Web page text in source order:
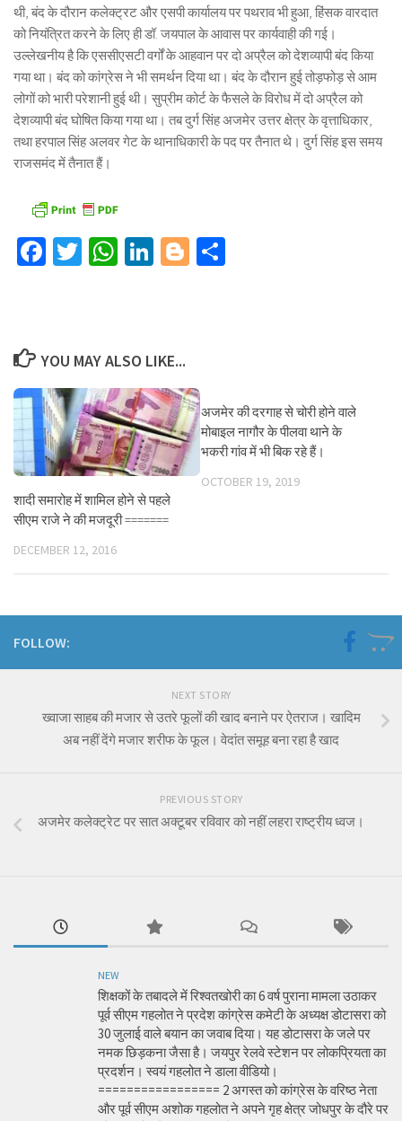
थी, बंद के दौरान कलेक्ट्रट और एसपी कार्यालय पर पथराव भी हुआ, हिंसक वारदात
को नियंत्रित करने के लिए ही डॉ. जयपाल के आवास पर कार्यवाही की गई।
उल्लेखनीय है कि एससीएसटी वर्गों के आहवान पर दो अप्रैल को देशव्यापी बंद किया
गया था। बंद को कांग्रेस ने भी समर्थन दिया था। बंद के दौरान हुई तोड़फोड़ से आम
लोगों को भारी परेशानी हुई थी। सुप्रीम कोर्ट के फैसले के विरोध में दो अप्रैल को
देशव्यापी बंद घोषित किया गया था। तब दुर्ग सिंह अजमेर उत्तर क्षेत्र के वृत्ताधिकार,
तथा हरपाल सिंह अलवर गेट के थानाधिकारी के पद पर तैनात थे। दुर्ग सिंह इस समय
राजसमंद में तैनात हैं।
Facebook
TwitterWhatsApp
LinkedIn
Blogger
YOU MAY ALSO LIKE...
शादी समारोह में शामिल होने से पहले
सीएम राजे ने की मजदूरी =======
DECEMBER 12, 2016
अजमेर की दरगाह से चोरी होने वाले
मोबाइल नागौर के पीलवा थाने के
भकरी गांव में भी बिक रहे हैं।
OCTOBER 19, 2019
FOLLOW:
NEXT STORY
ख्वाजा साहब की मजार से उतरे फूलों की खाद बनाने पर ऐतराज। खादिम
अब नहीं देंगे मजार शरीफ के फूल। वेदांत समूह बना रहा है खाद
PREVIOUS STORY
अजमेर कलेक्ट्रेट पर सात अक्टूबर रविवार को नहीं लहरा राष्ट्रीय ध्वज।
NEW
शिक्षकों के तबादले में रिश्वतखोरी का 6 वर्ष पुराना मामला उठाकर
पूर्व सीएम गहलोत ने प्रदेश कांग्रेस कमेटी के अध्यक्ष डोटासरा को
30 जुलाई वाले बयान का जवाब दिया। यह डोटासरा के जले पर
नमक छिड़कना जैसा है। जयपुर रेलवे स्टेशन पर लोकप्रियता का
प्रदर्शन। स्वयं गहलोत ने डाला वीडियो।
================= 2 अगस्त को कांग्रेस के वरिष्ठ नेता
और पूर्व सीएम अशोक गहलोत ने अपने गृह क्षेत्र जोधपुर के दौरे पर